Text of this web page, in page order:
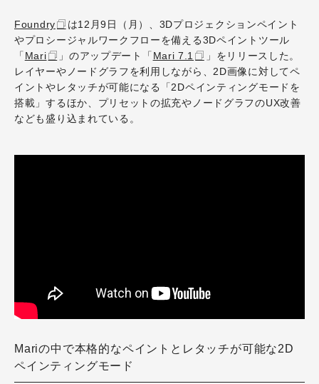
Foundry
は12月9日（月）、3Dプロジェクションペイント
やプロシージャルワークフローを備える3Dペイントツール
「 Mari 」のアップデート「 Mari 7.1
」をリリースした。
レイヤーやノードグラフを利用しながら、2D画像に対してペ
イントやレタッチが可能になる「2Dペインティングモードを
搭載」するほか、プリセットの拡充やノードグラフのUX改善
なども盛り込まれている。
Mariの中で本格的なペイントとレタッチが可能な2D
ペインティングモード